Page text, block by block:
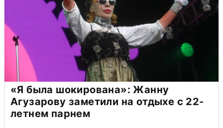
«Я была шокирована»: Жанну
Агузарову заметили на отдыхе с 22-
летнем парнем